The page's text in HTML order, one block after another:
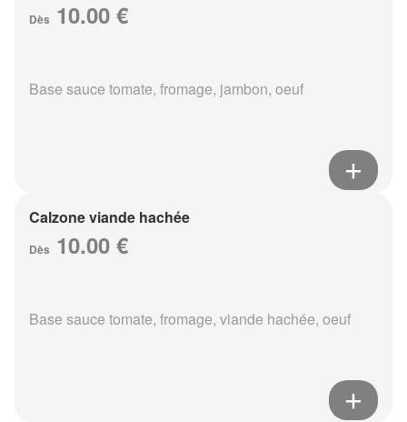
Dès 10.00 €
Base sauce tomate, fromage, jambon, oeuf
Calzone viande hachée
Dès 10.00 €
Base sauce tomate, fromage, viande hachée, oeuf